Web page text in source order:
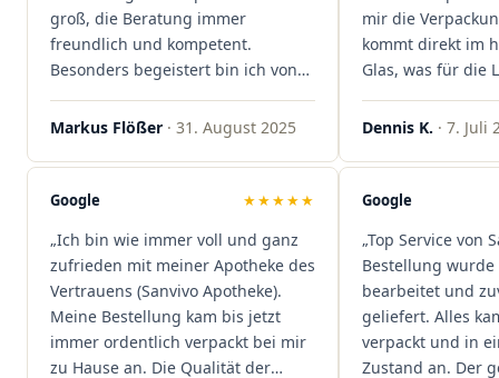
groß, die Beratung immer
freundlich und kompetent.
Besonders begeistert bin ich von
der schnellen Rezeptannahme –
alles läuft unkompliziert und
sind extrem zügig, was mir jedes
Mal viel Zeit spart. Man merkt,
Kundenzufriedenheit an erster
Stelle stehen. Vielen Dank an das
Team von Sanvivo – ich bin
rundum begeistert!"
Markus Flößer · 31. August 2025
mir die
kommt direkt im
Glas, was für die
ist. Ich bestelle
wieder!"
Dennis K. · 7. Juli
Google ★★★★★
„Ich bin wie immer voll und ganz
zufrieden mit meiner Apotheke des
Vertrauens (Sanvivo Apotheke).
Meine Bestellung kam bis jetzt
immer ordentlich verpackt bei mir
zu Hause an. Die Qualität der
Google
„Top Service von
Bestellung wurde
bearbeitet und
geliefert. Alles
verpackt und in
Zustand an. Der